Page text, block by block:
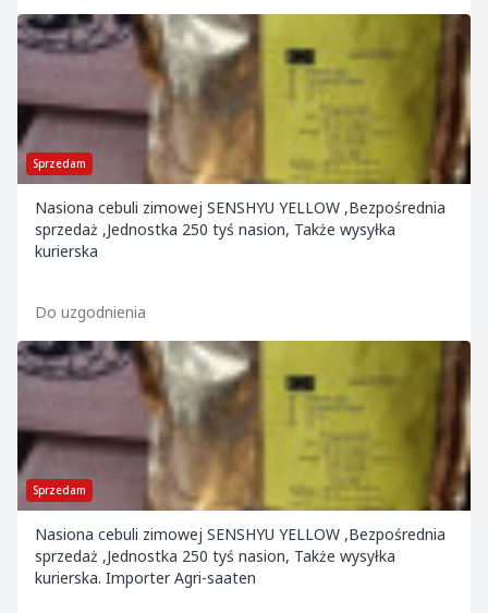
Sprzedam
Nasiona cebuli zimowej SENSHYU YELLOW ,Bezpośrednia
sprzedaż ,Jednostka 250 tyś nasion, Także wysyłka
kurierska
Do uzgodnienia
Sprzedam
Nasiona cebuli zimowej SENSHYU YELLOW ,Bezpośrednia
sprzedaż ,Jednostka 250 tyś nasion, Także wysyłka
kurierska. Importer Agri-saaten